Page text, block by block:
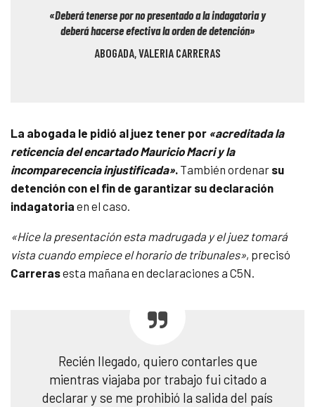
«Deberá tenerse por no presentado a la indagatoria y
deberá hacerse efectiva la orden de detención»
ABOGADA, VALERIA CARRERAS
La abogada le pidió al juez tener por «acreditada la
reticencia del encartado Mauricio Macri y la
incomparecencia injustificada». También ordenar su
detención con el fin de garantizar su declaración
indagatoria en el caso.
«Hice la presentación esta madrugada y el juez tomará
vista cuando empiece el horario de tribunales», precisó
Carrerasesta mañana en declaraciones a C5N.
Recién llegado, quiero contarles que
mientras viajaba por trabajo fui citado a
declarar y se me prohibió la salida del país